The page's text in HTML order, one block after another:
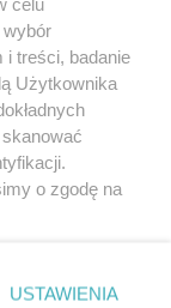
HOSTING
KONTAKT
i kultura
wydarzeń
miasta
wybór
i treści, badanie
Użytkownika
o zgodę na
. Niektóre
USTAWIENIA